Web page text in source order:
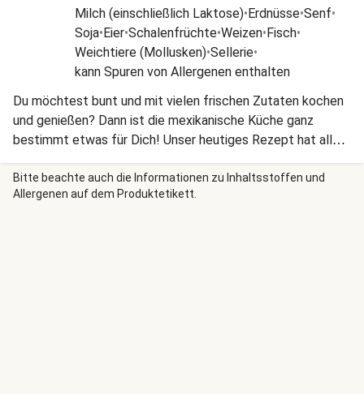
Milch (einschließlich Laktose)•Erdnüsse•Senf•
Soja•Eier•Schalenfrüchte•Weizen•Fisch•
Weichtiere (Mollusken)•Sellerie•
kann Spuren von Allergenen enthalten
Du möchtest bunt und mit vielen frischen Zutaten kochen
und genießen? Dann ist die mexikanische Küche ganz
bestimmt etwas für Dich! Unser heutiges Rezept hat alles,
was es braucht, um Dich zu überzeugen!
Bitte beachte auch die Informationen zu Inhaltsstoffen und
Allergenen auf dem Produktetikett.